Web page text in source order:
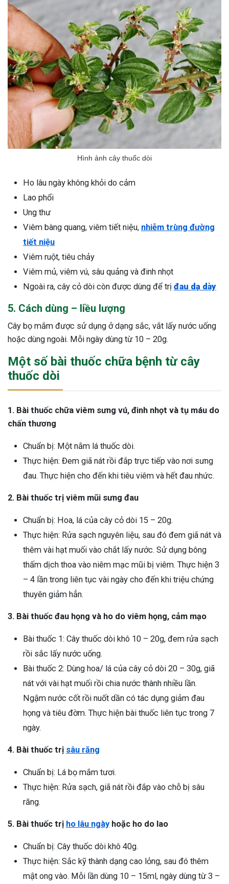
Hình ảnh cây thuốc dòi
Ho lâu ngày không khỏi do cảm
Lao phổi
Ung thư
Viêm bàng quang, viêm tiết niệu, nhiễm trùng đường
tiết niệu
Viêm ruột, tiêu chảy
Viêm mủ, viêm vú, sâu quảng và đinh nhọt
Ngoài ra, cây cỏ dòi còn được dùng để trị đau dạ dày
5. Cách dùng – liều lượng
Cây bọ mắm được sử dụng ở dạng sắc, vắt lấy nước uống
hoặc dùng ngoài. Mỗi ngày dùng từ 10 – 20g.
Một số bài thuốc chữa bệnh từ cây
thuốc dòi
1. Bài thuốc chữa viêm sưng vú, đinh nhọt và tụ máu do
chấn thương
Chuẩn bị: Một nắm lá thuốc dòi.
Thực hiện: Đem giã nát rồi đắp trực tiếp vào nơi sưng
đau. Thực hiện cho đến khi tiêu viêm và hết đau nhức.
2. Bài thuốc trị viêm mũi sưng đau
Chuẩn bị: Hoa, lá của cây cỏ dòi 15 – 20g.
Thực hiện: Rửa sạch nguyên liệu, sau đó đem giã nát và
thêm vài hạt muối vào chắt lấy nước. Sử dụng bông
thấm dịch thoa vào niêm mạc mũi bị viêm. Thực hiện 3
– 4 lần trong liên tục vài ngày cho đến khi triệu chứng
thuyên giảm hẳn.
3. Bài thuốc đau họng và ho do viêm họng, cảm mạo
Bài thuốc 1: Cây thuốc dòi khô 10 – 20g, đem rửa sạch
rồi sắc lấy nước uống.
Bài thuốc 2: Dùng hoa/ lá của cây cỏ dòi 20 – 30g, giã
nát với vài hạt muối rồi chia nước thành nhiều lần.
Ngậm nước cốt rồi nuốt dần có tác dụng giảm đau
họng và tiêu đờm. Thực hiện bài thuốc liên tục trong 7
ngày.
4. Bài thuốc trị sâu răng
Chuẩn bị: Lá bọ mắm tươi.
Thực hiện: Rửa sạch, giã nát rồi đắp vào chỗ bị sâu
răng.
5. Bài thuốc trị ho lâu ngàyhoặc ho do lao
Chuẩn bị: Cây thuốc dòi khô 40g.
Thực hiện: Sắc kỹ thành dạng cao lỏng, sau đó thêm
mật ong vào. Mỗi lần dùng 10 – 15ml, ngày dùng từ 3 –